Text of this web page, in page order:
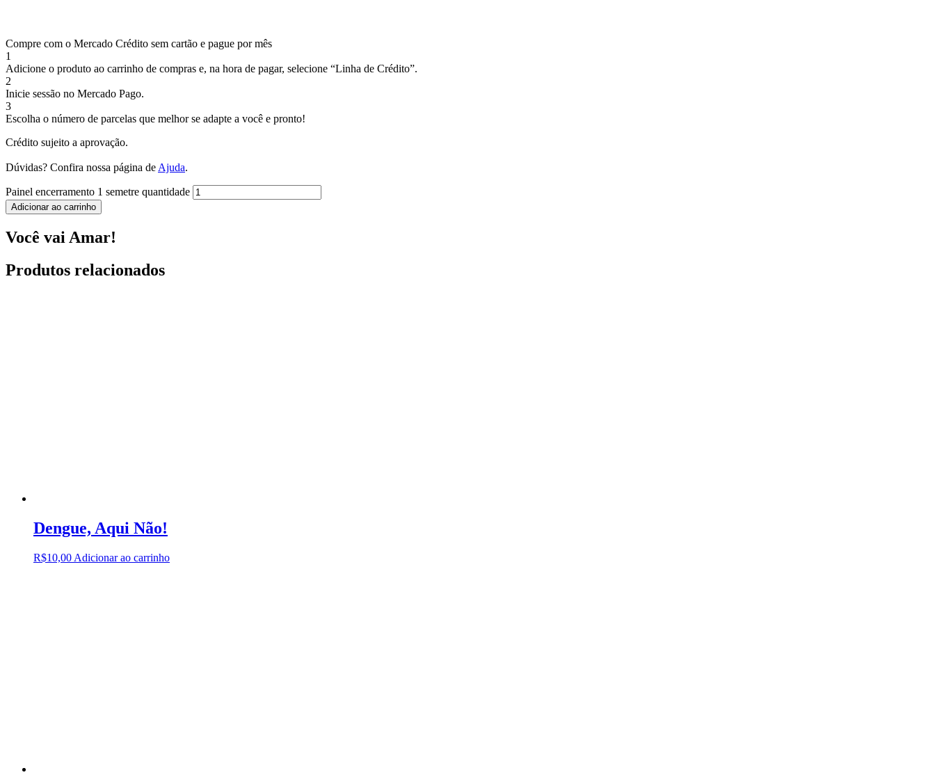
Compre com o Mercado Crédito sem cartão e pague por mês
1
Adicione o produto ao carrinho de compras e, na hora de pagar, selecione “Linha de Crédito”.
2
Inicie sessão no Mercado Pago.
3
Escolha o número de parcelas que melhor se adapte a você e pronto!
Crédito sujeito a aprovação.
Dúvidas? Confira nossa página de Ajuda.
Painel encerramento 1 semetre quantidade
Adicionar ao carrinho
Você vai Amar!
Produtos relacionados
Dengue, Aqui Não!
R$10,00 Adicionar ao carrinho